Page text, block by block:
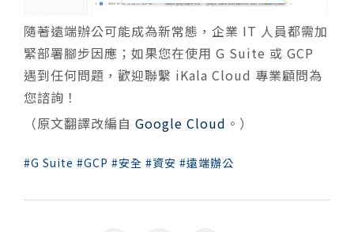
隨著遠端辦公可能成為新常態，企業 IT 人員都需加
緊部署腳步因應；如果您在使用 G Suite 或 GCP
遇到任何問題，歡迎聯繫 iKala Cloud 專業顧問為
您諮詢！
（原文翻譯改編自 Google Cloud 。）
G Suite GCP 安全 資安 遠端辦公